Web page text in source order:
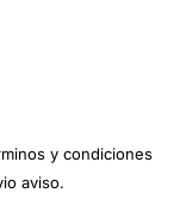
y condiciones
aviso.